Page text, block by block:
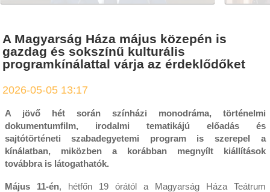
A Magyarság Háza május közepén is
gazdag és sokszínű kulturális
programkínálattal várja az érdeklődőket
2026-05-05 13:17
A jövő hét során színházi monodráma, történelmi
dokumentumfilm, irodalmi tematikájú előadás és
sajtótörténeti szabadegyetemi program is szerepel a
kínálatban, miközben a korábban megnyílt kiállítások
továbbra is látogathatók.
Május 11-én, hétfőn 19 órától a Magyarság Háza Teátrum